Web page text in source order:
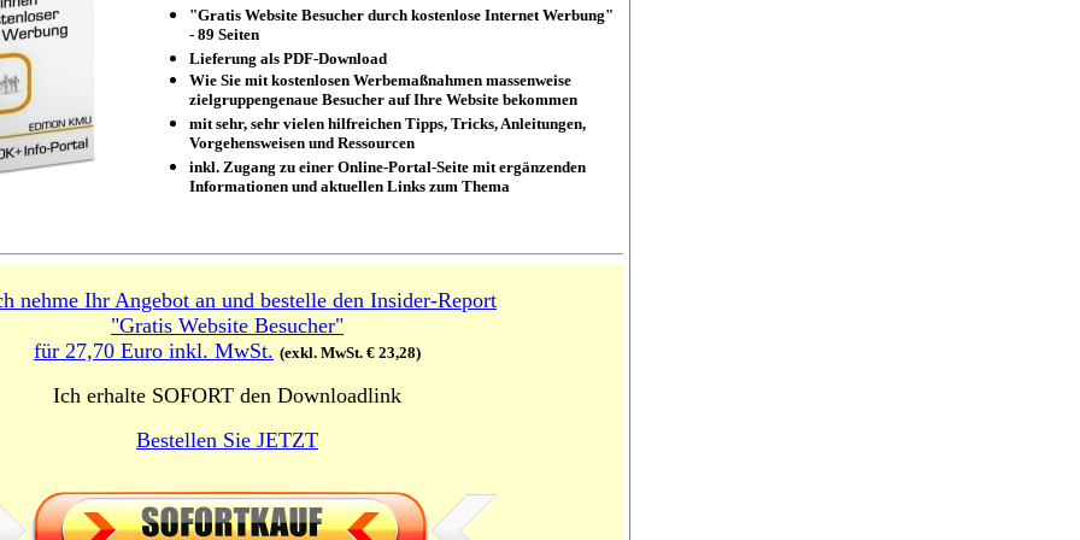
"Gratis Website Besucher durch kostenlose Internet Werbung"
- 89 Seiten
Lieferung als PDF-Download
Wie Sie mit kostenlosen Werbemaßnahmen massenweise
zielgruppengenaue Besucher auf Ihre Website bekommen
mit sehr, sehr vielen hilfreichen Tipps, Tricks, Anleitungen,
Vorgehensweisen und Ressourcen
inkl. Zugang zu einer Online-Portal-Seite mit ergänzenden
Informationen und aktuellen Links zum Thema
nehme Ihr Angebot an und bestelle den Insider-Report
"Gratis Website Besucher"
für 27,70 Euro inkl. MwSt. (exkl. MwSt. € 23,28)
Ich erhalte SOFORT den Downloadlink
Bestellen Sie JETZT